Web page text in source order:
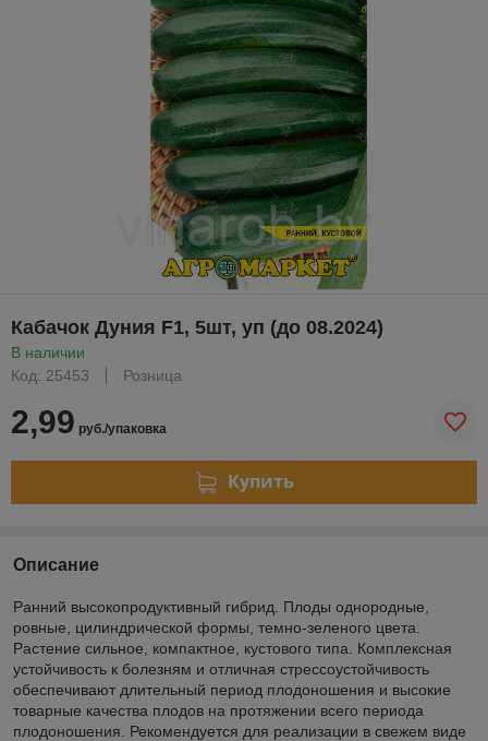
Кабачок Дуния F1, 5шт, уп (до 08.2024)
В наличии
Код: 25453
Розница
2,99 руб./упаковка
Купить
Описание
Ранний высокопродуктивный гибрид. Плоды однородные,
ровные, цилиндрической формы, темно-зеленого цвета.
Растение сильное, компактное, кустового типа. Комплексная
устойчивость к болезням и отличная стрессоустойчивость
обеспечивают длительный период плодоношения и высокие
товарные качества плодов на протяжении всего периода
плодоношения. Рекомендуется для реализации в свежем виде